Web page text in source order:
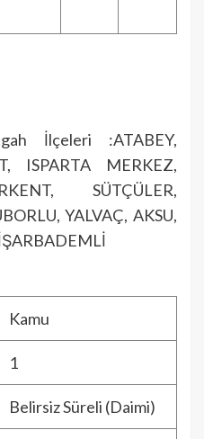
İlçeleri :ATABEY,
ISPARTA MERKEZ,
SÜTÇÜLER,
YALVAÇ, AKSU,
Kamu
1
Belirsiz Süreli (Daimi)